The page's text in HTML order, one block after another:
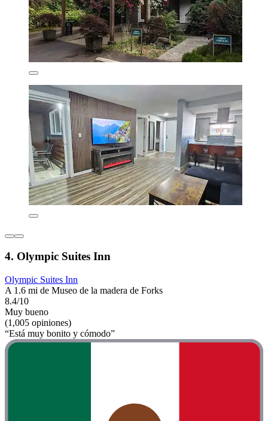
4. Olympic Suites Inn
Olympic Suites Inn
A 1.6 mi de Museo de la madera de Forks
8.4/10
Muy bueno
(1,005 opiniones)
“Está muy bonito y cómodo”